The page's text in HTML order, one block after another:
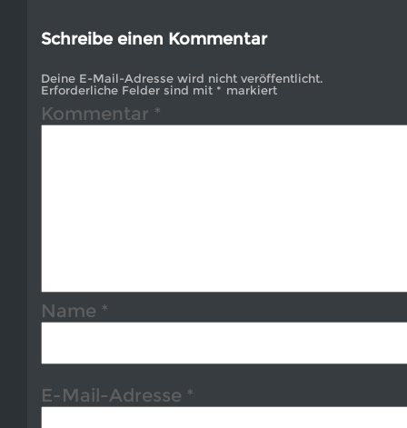
Schreibe einen Kommentar
Deine E-Mail-Adresse wird nicht veröffentlicht.
Erforderliche Felder sind mit * markiert
Kommentar *
Name *
E-Mail-Adresse *